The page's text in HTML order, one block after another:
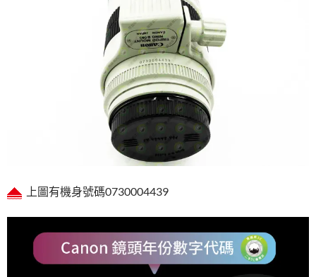
上圖有機身號碼0730004439